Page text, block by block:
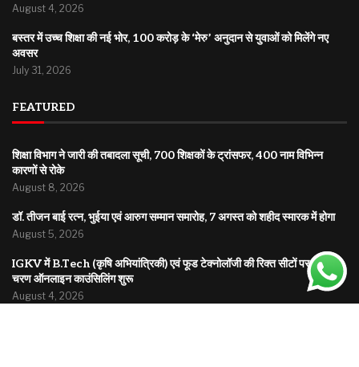
August 4, 2026
बस्तर में उच्च शिक्षा की नई भोर, 100 करोड़ के ‘मेरु’ अनुदान से युवाओं को मिलेंगे नए
अवसर
July 31, 2026
FEATURED
शिक्षा विभाग ने जारी की तबादला सूची, 700 शिक्षकों के ट्रांसफर, 400 नाम विभिन्न
कारणों से रोके
August 8, 2026
डॉ. तीजन बाई रत्न, भुईया एवं आरुग सम्मान समारोह, 7 अगस्त को शहीद स्मारक में होगा
August 5, 2026
IGKV में B.Tech (कृषि अभियांत्रिकी) एवं फूड टेक्नोलॉजी की रिक्त सीटों पर द्वितीय
चरण ऑनलाइन काउंसिलिंग शुरू
August 4, 2026